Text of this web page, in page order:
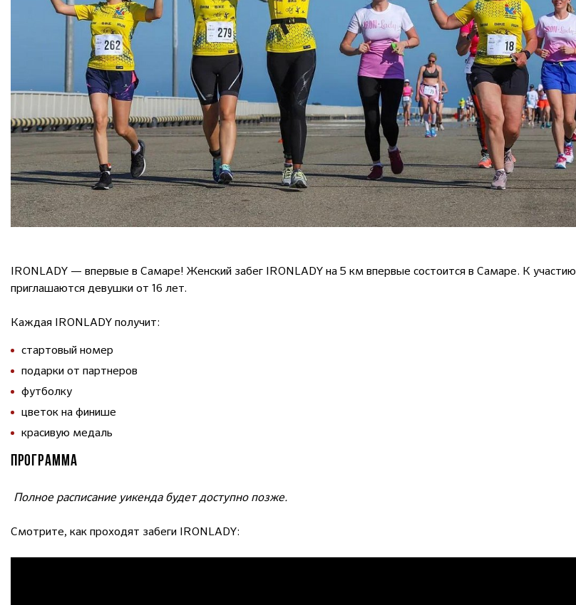
IRONLADY — впервые в Самаре! Женский забег IRONLADY на 5 км впервые состоится в Самаре. К участию
приглашаются девушки от 16 лет.
Каждая IRONLADY получит:
стартовый номер
подарки от партнеров
футболку
цветок на финише
красивую медаль
ПРОГРАММА
Полное расписание уикенда будет доступно позже.
Смотрите, как проходят забеги IRONLADY: